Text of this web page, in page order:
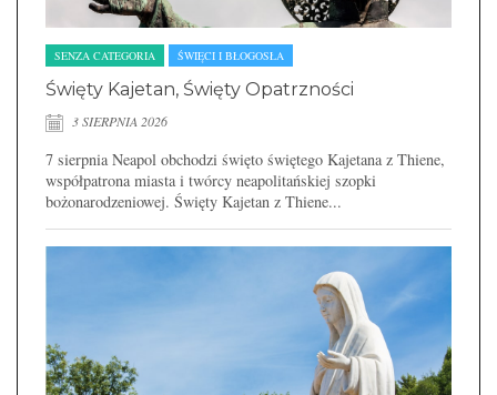
SENZA CATEGORIA ŚWIĘCI I BŁOGOSŁA
Święty Kajetan, Święty Opatrzności
3 SIERPNIA 2026
7 sierpnia Neapol obchodzi święto świętego Kajetana z Thiene,
współpatrona miasta i twórcy neapolitańskiej szopki
bożonarodzeniowej. Święty Kajetan z Thiene...